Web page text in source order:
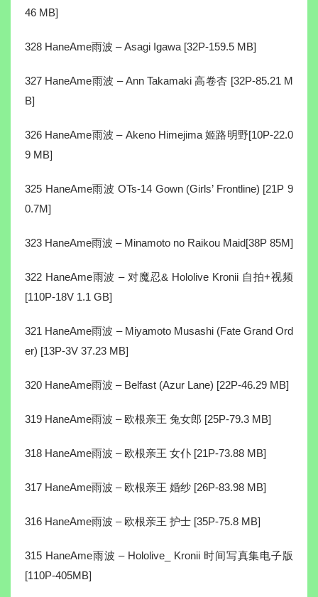
46 MB]
328 HaneAme雨波 – Asagi Igawa [32P-159.5 MB]
327 HaneAme雨波 – Ann Takamaki 高卷杏 [32P-85.21 M
B]
326 HaneAme雨波 – Akeno Himejima 姬路明野[10P-22.0
9 MB]
325 HaneAme雨波 OTs-14 Gown (Girls’ Frontline) [21P 9
0.7M]
323 HaneAme雨波 – Minamoto no Raikou Maid[38P 85M]
322 HaneAme雨波 – 对魔忍& Hololive Kronii 自拍+视频
[110P-18V 1.1 GB]
321 HaneAme雨波 – Miyamoto Musashi (Fate Grand Ord
er) [13P-3V 37.23 MB]
320 HaneAme雨波 – Belfast (Azur Lane) [22P-46.29 MB]
319 HaneAme雨波 – 欧根亲王 兔女郎 [25P-79.3 MB]
318 HaneAme雨波 – 欧根亲王 女仆 [21P-73.88 MB]
317 HaneAme雨波 – 欧根亲王 婚纱 [26P-83.98 MB]
316 HaneAme雨波 – 欧根亲王 护士 [35P-75.8 MB]
315 HaneAme雨波 – Hololive_ Kronii 时间写真集电子版
[110P-405MB]